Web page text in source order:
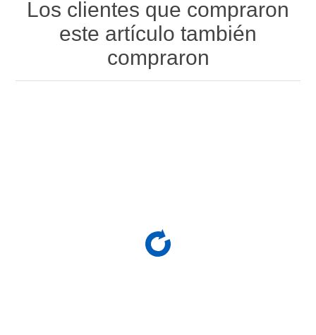
Los clientes que compraron
este artículo también
compraron